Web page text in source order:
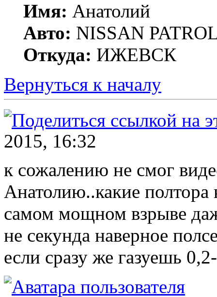
Имя: Анатолий
Авто: NISSAN
Откуда: ИЖЕВСК
Вернуться к началу
2015, 16:32
к сожалению не смог
Анатолию..какие полтора
самом мощном взрыве
не секунда наверное
если сразу же газуешь